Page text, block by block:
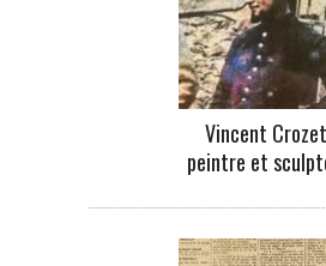
Vincent
peintre et